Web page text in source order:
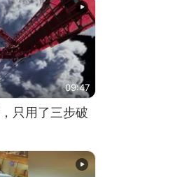
09:47
只用了三步破